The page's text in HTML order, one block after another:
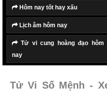
Hôm nay tốt hay xấu
Lịch âm hôm nay
Tử vi cung hoàng đạo hôm
nay
Tử Vi Số Mệnh -